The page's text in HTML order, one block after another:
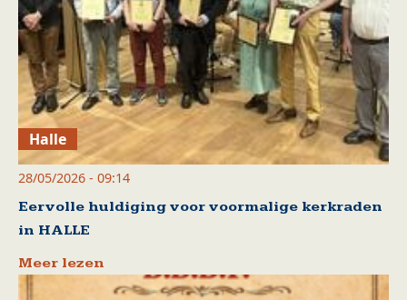
Halle
28/05/2026 - 09:14
Eervolle huldiging voor voormalige kerkraden
in HALLE
Meer lezen